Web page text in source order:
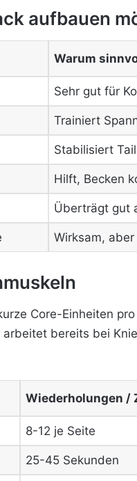
aufbauen
Warum
Sehr gut für
Trainiert
Stabilisiert
Hilft, Becken
Überträgt gut
Wirksam,
Core-Einheiten
bereits bei
Wiederholungen /
8-12 je Seite
25-45 Sekunden